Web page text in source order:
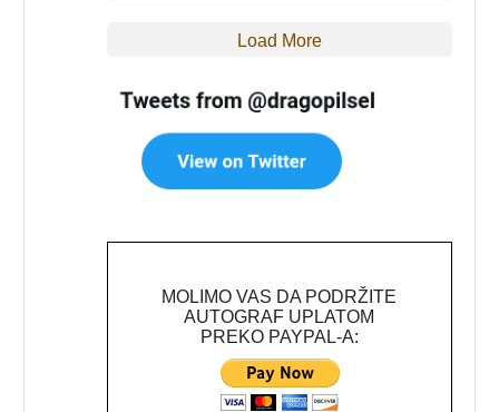
Load More
MOLIMO VAS DA PODRŽITE
AUTOGRAF UPLATOM
PREKO PAYPAL-A: